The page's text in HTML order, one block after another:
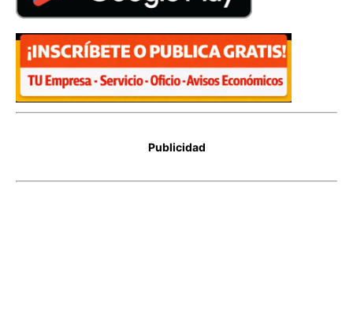
Publicidad